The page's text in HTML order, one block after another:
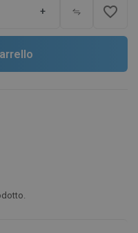
+ favorite_border